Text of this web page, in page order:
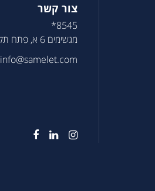
צור קשר
8545*
מגשימים 6 א, פתח תקווה
info@samelet.com